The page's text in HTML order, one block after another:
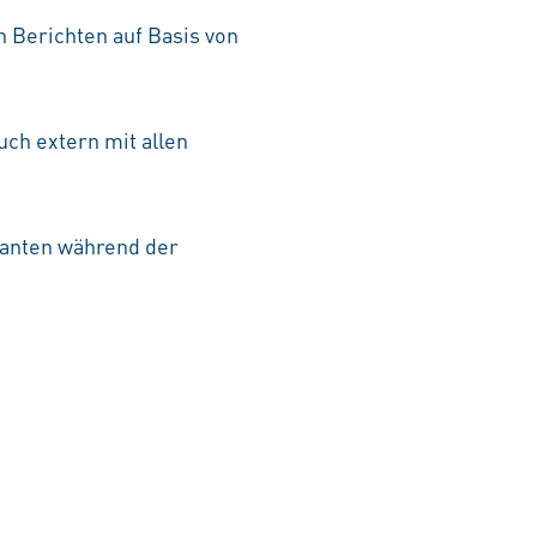
auf Basis von
extern mit allen
während der